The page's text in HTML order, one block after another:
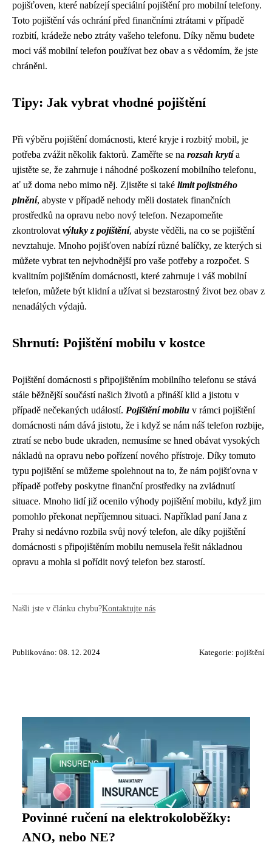
pojišťoven, které nabízejí speciální pojištění pro mobilní telefony.
Toto pojištění vás ochrání před finančními ztrátami v případě
rozbití, krádeže nebo ztráty vašeho telefonu. Díky němu budete
moci váš mobilní telefon používat bez obav a s vědomím, že jste
chráněni.
Tipy: Jak vybrat vhodné pojištění
Při výběru pojištění domácnosti, které kryje i rozbitý mobil, je
potřeba zvážit několik faktorů. Zaměřte se na rozsah krytía
ujistěte se, že zahrnuje i náhodné poškození mobilního telefonu,
ať už doma nebo mimo něj. Zjistěte si také limit pojistného
plnění, abyste v případě nehody měli dostatek finančních
prostředků na opravu nebo nový telefon. Nezapomeňte
zkontrolovat výluky z pojištění, abyste věděli, na co se pojištění
nevztahuje. Mnoho pojišťoven nabízí různé balíčky, ze kterých si
můžete vybrat ten nejvhodnější pro vaše potřeby a rozpočet. S
kvalitním pojištěním domácnosti, které zahrnuje i váš mobilní
telefon, můžete být klidní a užívat si bezstarostný život bez obav z
nenadálých výdajů.
Shrnutí: Pojištění mobilu v kostce
Pojištění domácnosti s připojištěním mobilního telefonu se stává
stále běžnější součástí našich životů a přináší klid a jistotu v
případě nečekaných událostí. Pojištění mobilu v rámci pojištění
domácnosti nám dává jistotu, že i když se nám náš telefon rozbije,
ztratí se nebo bude ukraden, nemusíme se hned obávat vysokých
nákladů na opravu nebo pořízení nového přístroje. Díky tomuto
typu pojištění se můžeme spolehnout na to, že nám pojišťovna v
případě potřeby poskytne finanční prostředky na zvládnutí
situace. Mnoho lidí již ocenilo výhody pojištění mobilu, když jim
pomohlo překonat nepříjemnou situaci. Například paní Jana z
Prahy si nedávno rozbila svůj nový telefon, ale díky pojištění
domácnosti s připojištěním mobilu nemusela řešit nákladnou
opravu a mohla si pořídit nový telefon bez starostí.
Našli jste v článku chybu?Kontaktujte nás
Publikováno: 08. 12. 2024 Kategorie: pojištění
Povinné ručení na elektrokoloběžky:
ANO, nebo NE?